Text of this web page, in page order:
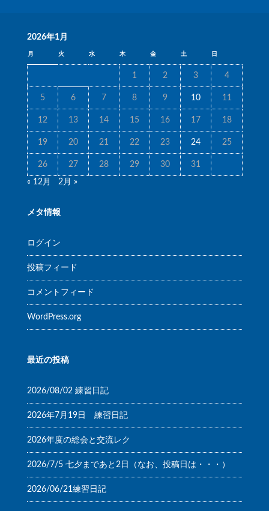
2026年1月
月 火 水 木 金 土 日
1 2 3 4
5 6 7 8 9 10 11
12 13 14 15 16 17 18
19 20 21 22 23 24 25
26 27 28 29 30 31
« 12月 2月 »
メタ情報
ログイン
投稿フィード
コメントフィード
WordPress.org
最近の投稿
2026/08/02 練習日記
2026年7月19日 練習日記
2026年度の総会と交流レク
2026/7/5 七夕まであと2日（なお、投稿日は・・・）
2026/06/21練習日記